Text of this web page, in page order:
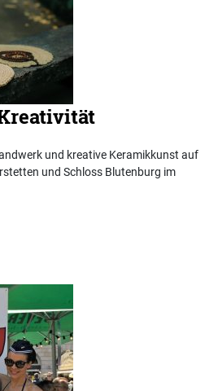
und kreative Keramikkunst auf
und Schloss Blutenburg im